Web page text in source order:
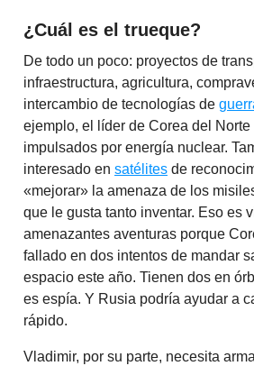
¿Cuál es el trueque?
De todo un poco: proyectos de
infraestructura, agricultura,
intercambio de tecnologías de
ejemplo, el líder de Corea del
impulsados por energía nuclear.
interesado en satélites de
«mejorar» la amenaza de los
que le gusta tanto inventar. Eso es
amenazantes aventuras porque
fallado en dos intentos de mandar
espacio este año. Tienen dos en
es espía. Y Rusia podría ayudar a
rápido.
Vladimir, por su parte, necesita